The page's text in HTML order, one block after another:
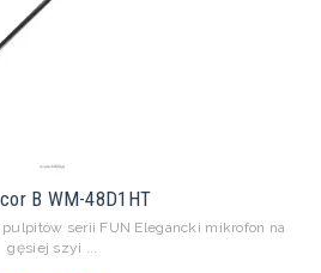
B WM-48D1HT
serii FUN Elegancki mikrofon na
gęsiej szyi ...